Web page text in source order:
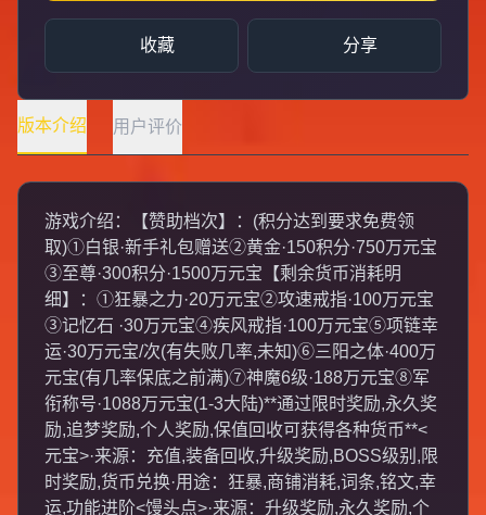
收藏 分享
版本介绍 用户评价
游戏介绍：【赞助档次】：(积分达到要求免费领
取)①白银·新手礼包赠送②黄金·150积分·750万元宝
③至尊·300积分·1500万元宝【剩余货币消耗明
细】：①狂暴之力·20万元宝②攻速戒指·100万元宝
③记忆石 ·30万元宝④疾风戒指·100万元宝⑤项链幸
运·30万元宝/次(有失败几率,未知)⑥三阳之体·400万
元宝(有几率保底之前满)⑦神魔6级·188万元宝⑧军
衔称号·1088万元宝(1-3大陆)**通过限时奖励,永久奖
励,追梦奖励,个人奖励,保值回收可获得各种货币**<
元宝>·来源：充值,装备回收,升级奖励,BOSS级别,限
时奖励,货币兑换·用途：狂暴,商铺消耗,词条,铭文,幸
运,功能进阶<馒头点>·来源：升级奖励,永久奖励,个